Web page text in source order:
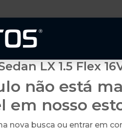
LX 1.5 Flex
não está
em nosso
nova busca ou entrar em